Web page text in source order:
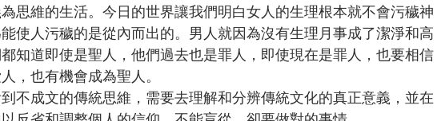
思維的生活。今日的世界讓我們明白女人的生理根本就不會污穢神
使人污穢的是從內而出的。男人就因為沒有生理月事成了潔淨和高
知道即使是聖人，他們過去也是罪人，即使現在是罪人，也要相信
，也有機會成為聖人。
不成文的傳統思維，需要去理解和分辨傳統文化的真正意義，並在